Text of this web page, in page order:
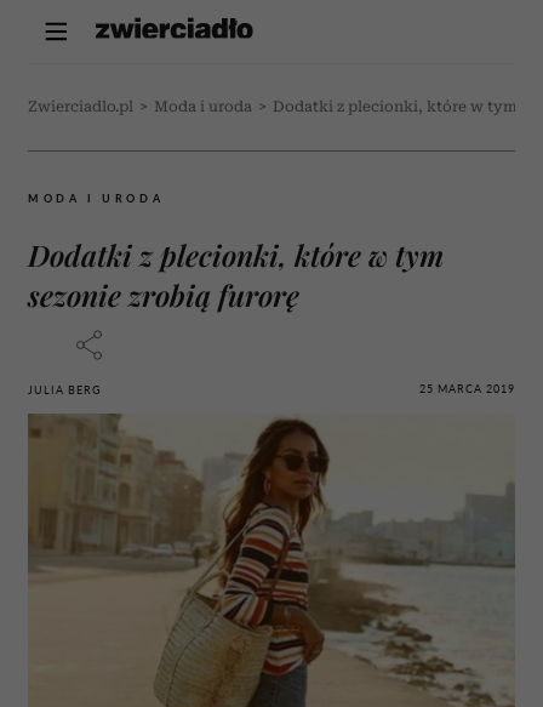
Zwierciadlo.pl > Moda i uroda > Dodatki z plecionki, które w tym
MODA I URODA
Dodatki z plecionki, które w tym
sezonie zrobią furorę
JULIA BERG 25 MARCA 2019